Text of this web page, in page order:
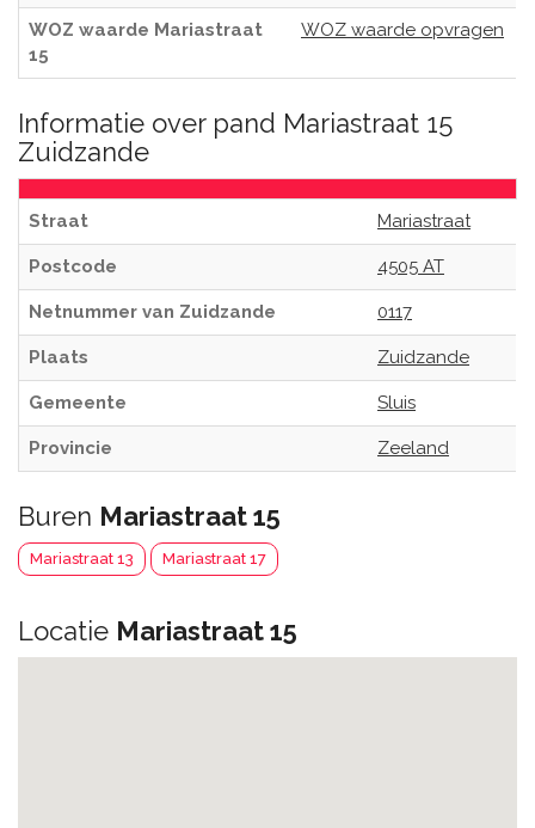
WOZ waarde Mariastraat
15
WOZ waarde opvragen
Informatie over pand Mariastraat 15
Zuidzande
Straat Mariastraat
Postcode 4505 AT
Netnummer van Zuidzande 0117
Plaats Zuidzande
Gemeente Sluis
Provincie Zeeland
Buren Mariastraat 15
Mariastraat 13 Mariastraat 17
Locatie Mariastraat 15